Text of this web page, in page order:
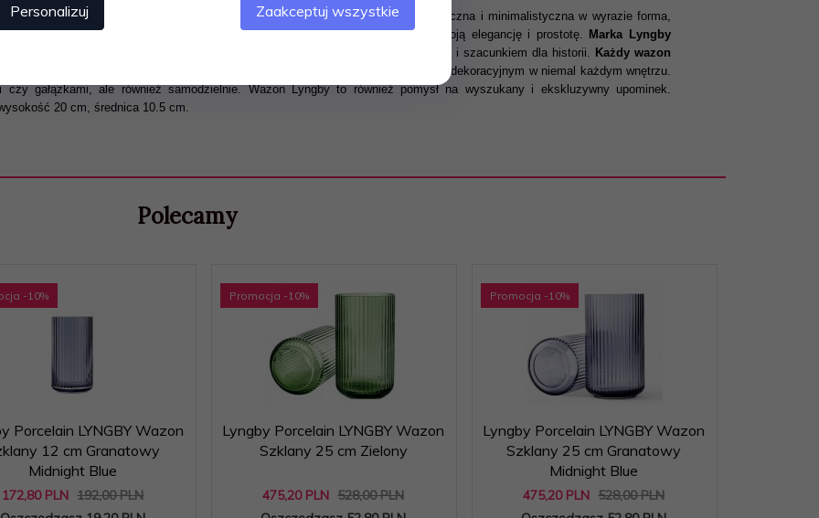
fabrykę Lyngby w oryginale został zaprojektowany w 1936 roku.Jego klasyczna i minimalistyczna w wyrazie forma,
jest dziś ceniony przez miłośników projektowania i kolekcjonerów za swoją elegancję i prostotę. Marka Lyngby
Robi to z najwyższą starannością i szacunkiem dla historii. Każdy wazon
Lyngby stanie się bez wątpienia bardzo pięknym akcentem dekoracyjnym w niemal każdym wnętrzu.
gałązkami, ale również samodzielnie. Wazon Lyngby to również pomysł na wyszukany i ekskluzywny upominek.
20 cm, średnica 10.5 cm.
Polecamy
-10%
Porcelain LYNGBY Wazon
12 cm Granatowy
Midnight Blue
172,80 PLN 192,00 PLN
Promocja -10%
Lyngby Porcelain LYNGBY Wazon
Szklany 25 cm Zielony
475,20 PLN 528,00 PLN
Promocja -10%
Lyngby Porcelain LYNGBY Wazon
Szklany 25 cm Granatowy
Midnight Blue
475,20 PLN 528,00 PLN
Personalizuj Zaakceptuj wszystkie